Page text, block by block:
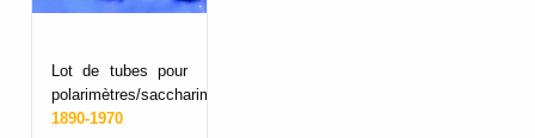
Lot de tubes pour
polarimètres/saccharimètres
1890-1970